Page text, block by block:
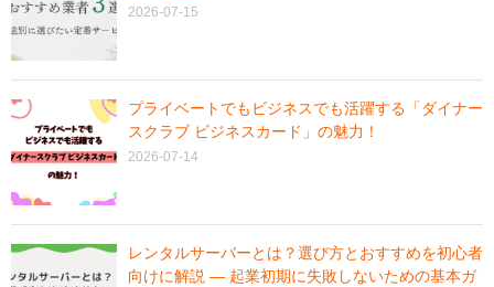
2026-07-15
プライベートでもビジネスでも活躍する「ダイナー
スクラブ ビジネスカード」の魅力！
2026-07-14
レンタルサーバーとは？選び方とおすすめを初心者
向けに解説 ― 起業初期に失敗しないための基本ガ